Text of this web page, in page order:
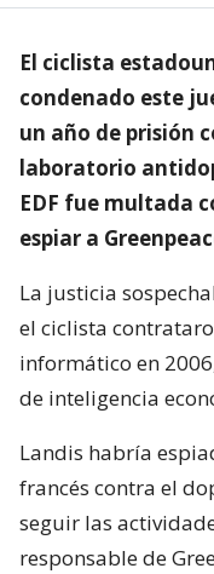
El ciclista
condenado este
un año de prisión
laboratorio
EDF fue multada
espiar a
La justicia
el ciclista
informático en
de inteligencia
Landis habría
francés contra el
seguir las
responsable de